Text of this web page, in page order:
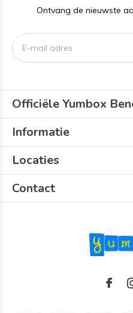
Ontvang de nieuwste
Officiële Yumbox
Informatie
Locaties
Contact